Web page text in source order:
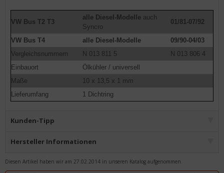
VW Bus T2 T3
alle Diesel-Modelle auch
Syncro
01/81-07/92
VW Bus T4 alle Diesel-Modelle
09/90-04/03
Vergleichsnummern
N 013 811 5
N 013 806 4
Einbauort
Ölkühler / universell
Maße
10 x 13,5 x 1 mm
Lieferumfang
1 Dichtring
Kunden-Tipp
Hersteller Informationen
Diesen Artikel haben wir am 27.02.2014 in unseren Katalog aufgenommen.